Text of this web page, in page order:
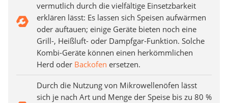
vermutlich durch die vielfältige Einsetzbarkeit
erklären lässt: Es lassen sich Speisen aufwärmen
oder auftauen; einige Geräte bieten noch eine
Grill-, Heißluft- oder Dampfgar-Funktion. Solche
Kombi-Geräte können einen herkömmlichen
Herd oder Backofen ersetzen.
Durch die Nutzung von Mikrowellenöfen lässt
sich je nach Art und Menge der Speise bis zu 80 %